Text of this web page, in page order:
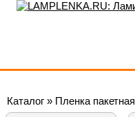
Каталог » Пленка пакетная